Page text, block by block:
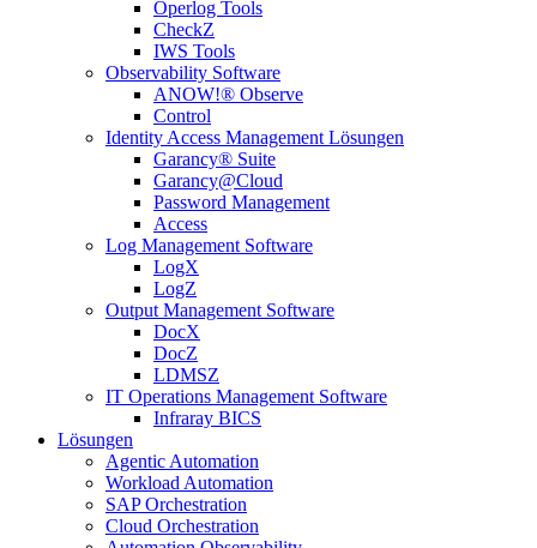
Operlog Tools
CheckZ
IWS Tools
Observability Software
ANOW!® Observe
Control
Identity Access Management Lösungen
Garancy® Suite
Garancy@Cloud
Password Management
Access
Log Management Software
LogX
LogZ
Output Management Software
DocX
DocZ
LDMSZ
IT Operations Management Software
Infraray BICS
Lösungen
Agentic Automation
Workload Automation
SAP Orchestration
Cloud Orchestration